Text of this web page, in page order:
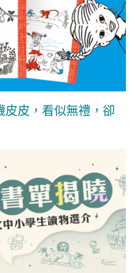
皮，看似無禮，卻